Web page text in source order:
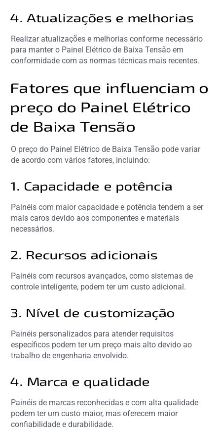
4. Atualizações e melhorias
Realizar atualizações e melhorias conforme necessário
para manter o Painel Elétrico de Baixa Tensão em
conformidade com as normas técnicas mais recentes.
Fatores que influenciam o
preço do Painel Elétrico
de Baixa Tensão
O preço do Painel Elétrico de Baixa Tensão pode variar
de acordo com vários fatores, incluindo:
1. Capacidade e potência
Painéis com maior capacidade e potência tendem a ser
mais caros devido aos componentes e materiais
necessários.
2. Recursos adicionais
Painéis com recursos avançados, como sistemas de
controle inteligente, podem ter um custo adicional.
3. Nível de customização
Painéis personalizados para atender requisitos
específicos podem ter um preço mais alto devido ao
trabalho de engenharia envolvido.
4. Marca e qualidade
Painéis de marcas reconhecidas e com alta qualidade
podem ter um custo maior, mas oferecem maior
confiabilidade e durabilidade.